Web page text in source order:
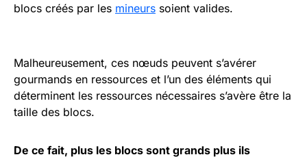
blocs créés par les mineurs soient valides.
Malheureusement, ces nœuds peuvent s’avérer
gourmands en ressources et l’un des éléments qui
déterminent les ressources nécessaires s’avère être la
taille des blocs.
De ce fait, plus les blocs sont grands plus ils